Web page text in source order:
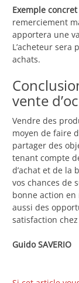
Exemple concret
remerciement
apportera une
L’acheteur sera
achats.
vente
Vendre des
moyen de faire
partager des
tenant compte
d’achat et de la
vos chances de
bonne action en
aussi des
satisfaction
Guido SAVERIO